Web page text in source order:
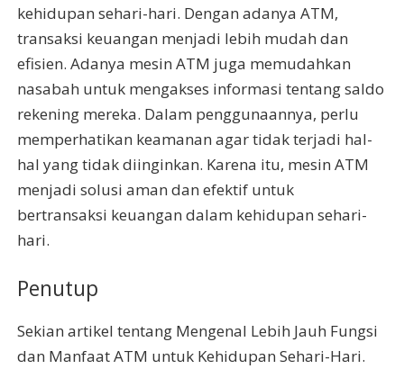
kehidupan sehari-hari. Dengan adanya ATM,
transaksi keuangan menjadi lebih mudah dan
efisien. Adanya mesin ATM juga memudahkan
nasabah untuk mengakses informasi tentang saldo
rekening mereka. Dalam penggunaannya, perlu
memperhatikan keamanan agar tidak terjadi hal-
hal yang tidak diinginkan. Karena itu, mesin ATM
menjadi solusi aman dan efektif untuk
bertransaksi keuangan dalam kehidupan sehari-
hari.
Penutup
Sekian artikel tentang Mengenal Lebih Jauh Fungsi
dan Manfaat ATM untuk Kehidupan Sehari-Hari.